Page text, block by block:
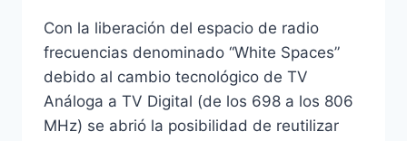
Con la liberación del espacio de radio
frecuencias denominado “White Spaces”
debido al cambio tecnológico de TV
Análoga a TV Digital (de los 698 a los 806
MHz) se abrió la posibilidad de reutilizar